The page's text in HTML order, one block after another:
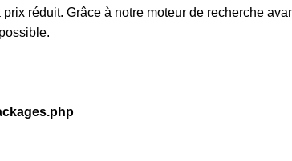
réduit. Grâce à notre moteur de recherche